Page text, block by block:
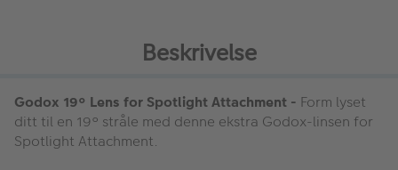
Beskrivelse
Godox 19° Lens for Spotlight Attachment - Form lyset
ditt til en 19° stråle med denne ekstra Godox-linsen for
Spotlight Attachment.